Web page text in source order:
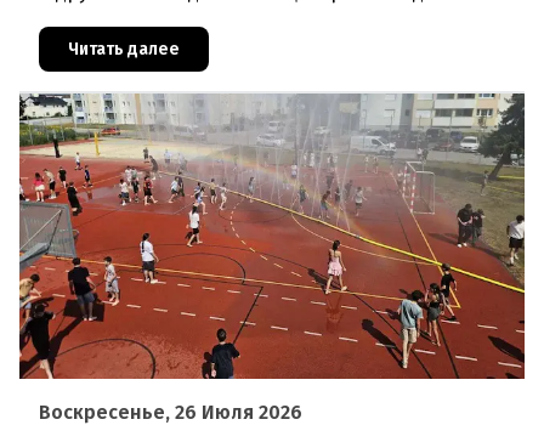
семьи с низкими доходам
Читать далее
Воскресенье, 26 Июля 2026